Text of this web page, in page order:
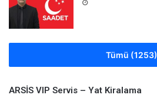
Tümü (1253)
ARSİS VIP Servis – Yat Kiralama